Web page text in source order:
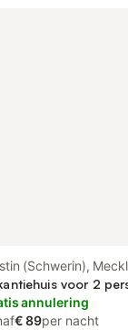
(Schwerin),
voor 2
annulering
€ 89per nacht